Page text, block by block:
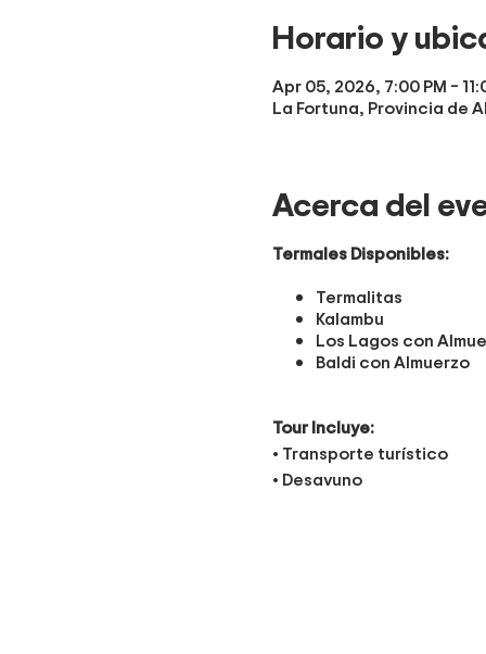
Horario y
Apr 05, 2026, 7:00 PM –
La Fortuna, Provincia de
Acerca del
Termales Disponibles:
Termalitas
Kalambu
Los Lagos con
Baldi con Almuerzo
Tour Incluye:
• Transporte turístico
• Desayuno